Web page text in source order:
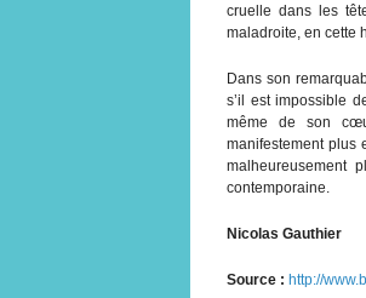
cruelle dans les
maladroite, en cette
Dans son
s’il est impossible
même de son
manifestement plus
malheureusement
contemporaine.
Nicolas Gauthier
Source : http://